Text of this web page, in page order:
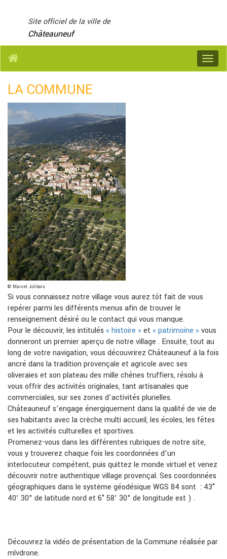
Site officiel de la ville de
Châteauneuf
Menu
LA COMMUNE
© Marcel Jolibois
Si vous connaissez notre village vous aurez tôt fait de vous
repérer parmi les différents menus afin de trouver le
renseignement désiré ou le contact qui vous manque.
Pour le découvrir, les intitulés « histoire »et « patrimoine »vous
donneront un premier aperçu de notre village . Ensuite, tout au
long de votre navigation, vous découvrirez Châteauneuf à la fois
ancré dans la tradition provençale et agricole avec ses
oliveraies et son plateau des mille chênes truffiers, résolu à
vous offrir des activités originales, tant artisanales que
commerciales, sur ses zones d’activités plurielles.
Châteauneuf s’engage énergiquement dans la qualité de vie de
ses habitants avec la crèche multi accueil, les écoles, les fêtes
et les activités culturelles et sportives.
Promenez-vous dans les différentes rubriques de notre site,
vous y trouverez chaque fois les coordonnées d’un
interlocuteur compétent, puis quittez le monde virtuel et venez
découvrir notre authentique village provençal. Ses coordonnées
géographiques dans le système géodésique WGS 84 sont : 43°
40’ 30" de latitude nord et 6° 58’ 30" de longitude est ) .
Découvrez la vidéo de présentation de la Commune réalisée par
mlvdrone.